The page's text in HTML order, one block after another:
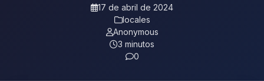
17 de abril de 2024
locales
Anonymous
3 minutos
0